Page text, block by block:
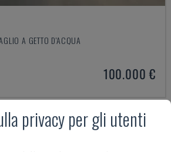
A GETTO D'ACQUA
100.000 €
privacy per gli utenti